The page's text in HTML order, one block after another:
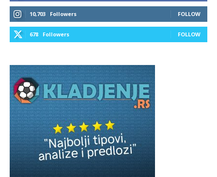
10,703 Followers FOLLOW
678 Followers FOLLOW